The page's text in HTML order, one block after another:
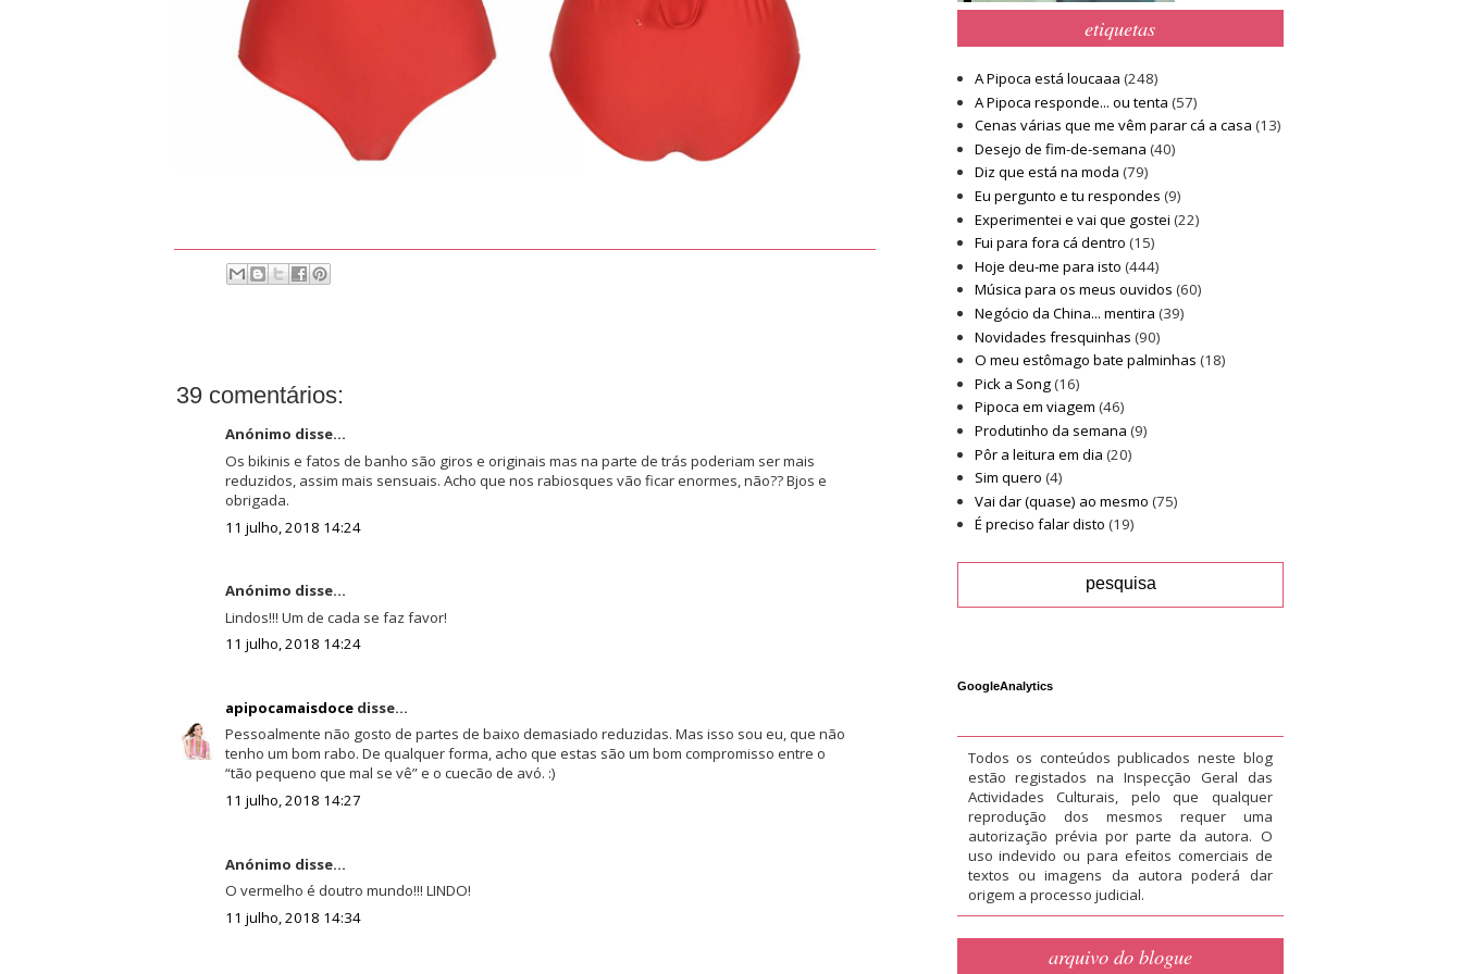
39 comentários:
Anónimo disse...
Os bikinis e fatos de banho são giros e originais mas na parte de trás poderiam ser mais
reduzidos, assim mais sensuais. Acho que nos rabiosques vão ficar enormes, não?? Bjos e
obrigada.
11 julho, 2018 14:24
Anónimo disse...
Lindos!!! Um de cada se faz favor!
11 julho, 2018 14:24
apipocamaisdocedisse...
Pessoalmente não gosto de partes de baixo demasiado reduzidas. Mas isso sou eu, que não
tenho um bom rabo. De qualquer forma, acho que estas são um bom compromisso entre o
“tão pequeno que mal se vê” e o cuecão de avó. :)
11 julho, 2018 14:27
Anónimo disse...
O vermelho é doutro mundo!!! LINDO!
11 julho, 2018 14:34
etiquetas
A Pipoca está loucaaa (248)
A Pipoca responde... ou tenta (57)
Cenas várias que me vêm parar cá a casa (13)
Desejo de fim-de-semana (40)
Diz que está na moda (79)
Eu pergunto e tu respondes (9)
Experimentei e vai que gostei (22)
Fui para fora cá dentro (15)
Hoje deu-me para isto (444)
Música para os meus ouvidos (60)
Negócio da China... mentira (39)
Novidades fresquinhas (90)
O meu estômago bate palminhas (18)
Pick a Song(16)
Pipoca em viagem (46)
Produtinho da semana (9)
Pôr a leitura em dia (20)
Sim quero (4)
Vai dar (quase) ao mesmo (75)
É preciso falar disto (19)
GoogleAnalytics
Todos os conteúdos publicados neste blog
estão registados na Inspecção Geral das
Actividades Culturais, pelo que qualquer
reprodução dos mesmos requer uma
autorização prévia por parte da autora. O
uso indevido ou para efeitos comerciais de
textos ou imagens da autora poderá dar
origem a processo judicial.
arquivo do blogue